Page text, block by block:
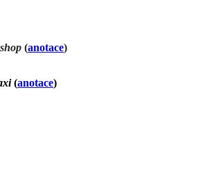
(anotace)
(anotace)